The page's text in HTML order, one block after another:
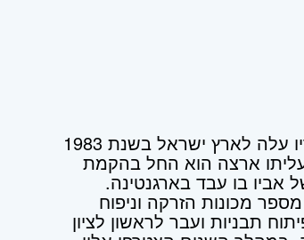
זנוה 1984 בע"מ, נוסדה בידי מר מריו המרשלג. מריו עלה לארץ ישראל בשנת 1983
ארצה הוא החל בהקמת
אביו בו עבד בארגנטינה.
מכונות הזרקה וניפוח
תבניות ועבר לראשון לציון